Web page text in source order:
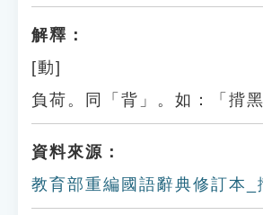
解釋：
[動]
負荷。同「背」。如：「揹黑
資料來源：
教育部重編國語辭典修訂本_